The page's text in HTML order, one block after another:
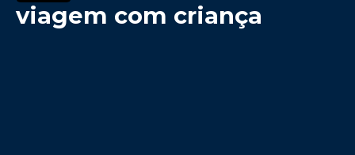
viagem com criança